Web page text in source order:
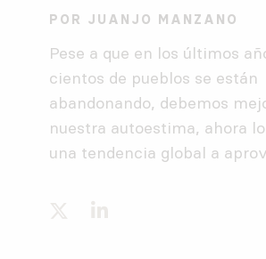
POR JUANJO MANZANO
Pese a que en los últimos
cientos de pueblos se están
abandonando, debemos
nuestra autoestima, ahora
una tendencia global a